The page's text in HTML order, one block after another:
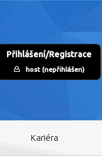
Přihlášení/Registrace
host (nepřihlášen)
Kariéra